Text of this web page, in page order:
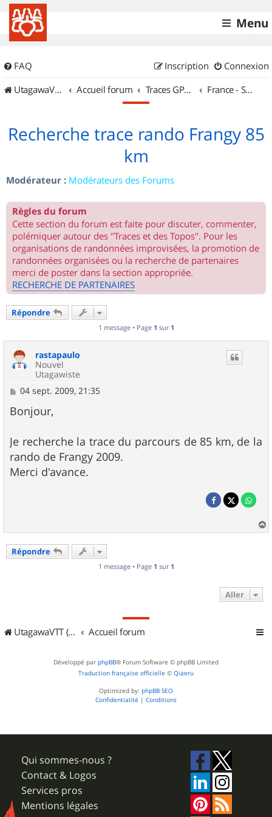
Menu
FAQ Connexion
Inscription
UtagawaVTT (Randos VTT et VTTAE avec traces GPS)
Accueil forum Traces GPS de randos VTT France - Sud Est
Recherche trace rando Frangy 85
km
Modérateur : Modérateurs des Forums
Règles du forum
Cette section du forum est faite pour discuter, commenter,
polémiquer autour des "Traces et des Topos". Pour les
organisations de randonnées improvisées, la promotion de
randonnées organisées ou la recherche de partenaires
merci de poster dans la section appropriée.
RECHERCHE DE PARTENAIRES
Répondre
1 message • Page 1 sur 1
rastapaulo
Nouvel
Utagawiste
M
s
s
g
e
04 sept. 2009, 21:35
Bonjour,
Je recherche la trace du parcours de 85 km, de la
rando de Frangy 2009.
Merci d'avance.
a
Répondre
1 message • Page 1 sur 1
Aller
UtagawaVTT (Randos VTT et VTTAE avec traces GPS) Accueil forum
Développé par phpBB® Forum Software © phpBB Limited
Traduction française officielle © Qiaeru
Optimized by: phpBB SEO
Confidentialité | Conditions
Qui sommes-nous ?
Contact & Logos
Services pros
Mentions légales